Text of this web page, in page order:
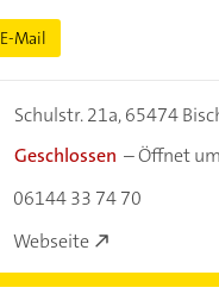
E-Mail
Schulstr. 21a,65474
Geschlossen –Öffnet
06144 33 74 70
Webseite